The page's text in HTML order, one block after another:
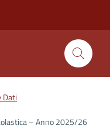
Dati
– Anno 2025/26